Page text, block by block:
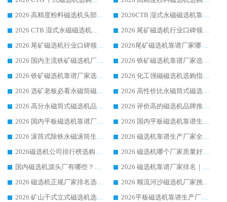
2026 高精度粉料磁选机头部厂家选购指南 行业口碑靠谱品牌推荐 领域强者华体会手机网页版-华体会(中国) 解析
2026CTB 湿式永磁磁选机靠谱厂家实力排行榜 铁矿选矿设备采购全流程选购指南
2026 CTB 湿式永磁磁选机选购指南|行业口碑良好品牌推荐，领域强者华体会手机网页版-华体会(中国)
2026 尾矿磁选机行业口碑领域强者，源头直供国内主流厂家华体会手机网页版-华体会(中国) 一站式服务
2026 尾矿磁选机行业口碑领域强者，源头直供国内主流厂家华体会手机网页版-华体会(中国) 一站式服务
2026尾矿磁选机靠谱厂家哪家好 行业口碑领域强者华体会手机网页版-华体会(中国) 推荐
2026 国内主流铁矿磁选机厂家选购指南|行业口碑好品牌推荐，领域强者华体会手机网页版-华体会(中国)
2026 铁矿磁选机靠谱厂家选购全攻略 行业标杆华体会手机网页版-华体会(中国) 设备性价比出众
2026 铁矿磁选机靠谱厂家选购指南，领域强者华体会手机网页版-华体会(中国) 铁矿磁选机性价比高
2026 化工强磁磁选机选购指南 5 家行业口碑靠谱厂家领域强者推荐
2026 选矿老板必看永磁筒磁选机推荐 行业头部品牌口碑设备选购全攻略
2026 高性价比永磁筒式磁选机品牌盘点 行业强者口碑实测选购完整指南
2026 高分永磁筒式磁选机品牌推荐 选矿设备强者对比测评采购避坑全攻略
2026 评价高的磁选机品牌推荐选购指南，永磁筒式磁选机设备领域强者全景行业口碑解析
2026 国内平板磁选机靠谱厂家排名 行业实测口碑设备按需选购全指南
2026 国内平板磁选机靠谱生产厂家推荐排名|行业口碑选购指南，领域强者按需选设备
2026 滚筒式除铁永磁滚筒生产厂家推荐排名|行业口碑选购指南，领域强者源头厂商精选
2026 磁选机靠谱生产厂家全梳理 分场景选型行业头部品牌选购参考攻略
2026磁选机公司排行榜选购指南|正规源头厂家推荐，领域强者高性价比靠谱信赖品牌
2026 磁选机哪个厂家质量好？十大靠谱磁电企业排名选购指南
国内磁选机源头厂有哪些？2026 综合实力排名与采购避坑技巧
2026 磁选机靠谱厂家排名｜华体会手机网页版-华体会(中国) 高性价比磁选机磁电品牌
2026 磁选机正规厂家排名选购指南|行业口碑信赖品牌推荐性价比高靠谱磁电企业
2026 顺流河沙磁选机厂家挑选攻略 | 业内口碑龙头企业高性价比品牌推荐
2026 矿山干式立式磁选机选型攻略 梳理深耕磁电装备多年靠谱生产厂商
2026平板磁选机靠谱生产厂家选购指南 行业口碑良好品牌推荐 磁电领域实力强者